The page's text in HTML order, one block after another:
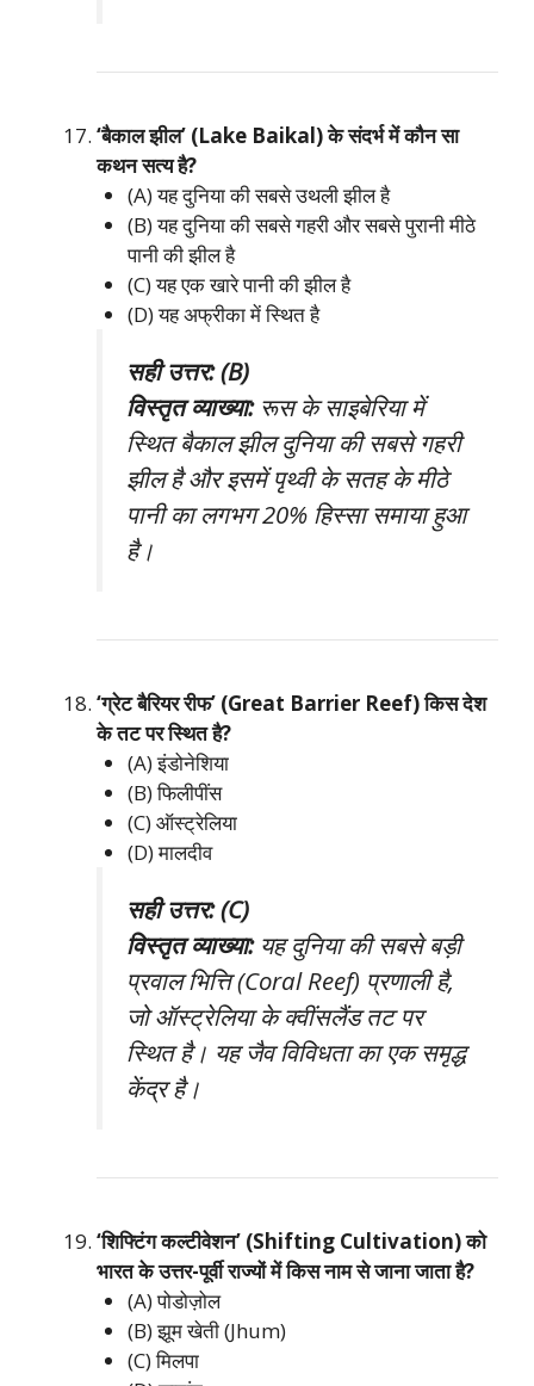
‘बैकाल झील’ (Lake Baikal) के संदर्भ में कौन सा
कथन सत्य है?
(A) यह दुनिया की सबसे उथली झील है
(B) यह दुनिया की सबसे गहरी और सबसे पुरानी मीठे
पानी की झील है
(C) यह एक खारे पानी की झील है
(D) यह अफ्रीका में स्थित है
सही उत्तर: (B)
विस्तृत व्याख्या:रूस के साइबेरिया में
स्थित बैकाल झील दुनिया की सबसे गहरी
झील है और इसमें पृथ्वी के सतह के मीठे
पानी का लगभग 20% हिस्सा समाया हुआ
है।
‘ग्रेट बैरियर रीफ’ (Great Barrier Reef) किस देश
के तट पर स्थित है?
(A) इंडोनेशिया
(B) फिलीपींस
(C) ऑस्ट्रेलिया
(D) मालदीव
सही उत्तर: (C)
विस्तृत व्याख्या:यह दुनिया की सबसे बड़ी
प्रवाल भित्ति (Coral Reef) प्रणाली है,
जो ऑस्ट्रेलिया के क्वींसलैंड तट पर
स्थित है। यह जैव विविधता का एक समृद्ध
केंद्र है।
‘शिफ्टिंग कल्टीवेशन’ (Shifting Cultivation) को
भारत के उत्तर-पूर्वी राज्यों में किस नाम से जाना जाता है?
(A) पोडोज़ोल
(B) झूम खेती (Jhum)
(C) मिलपा